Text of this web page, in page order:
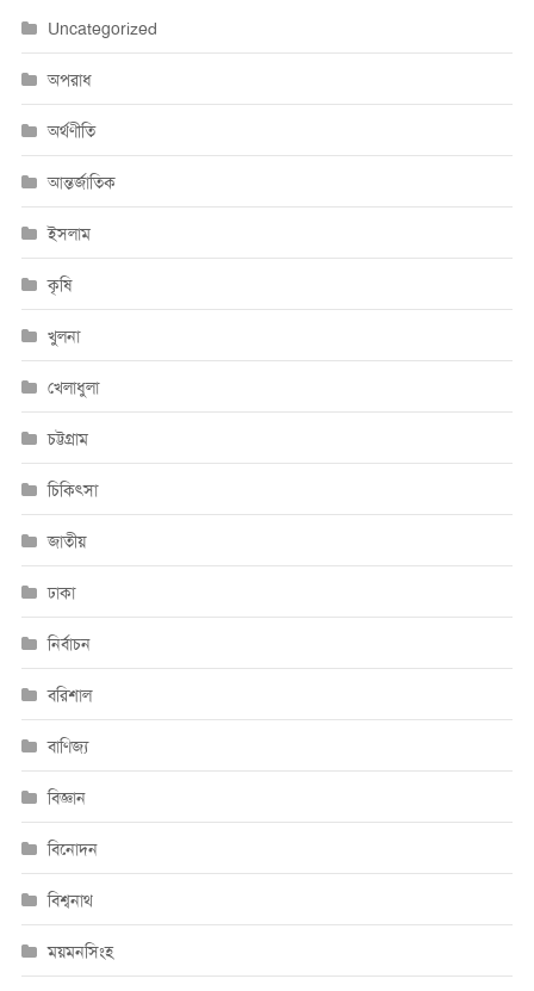
Uncategorized
অপরাধ
অর্থণীতি
আন্তর্জাতিক
ইসলাম
কৃষি
খুলনা
খেলাধুলা
চট্টগ্রাম
চিকিৎসা
জাতীয়
ঢাকা
নির্বাচন
বরিশাল
বাণিজ্য
বিজ্ঞান
বিনোদন
বিশ্বনাথ
ময়মনসিংহ